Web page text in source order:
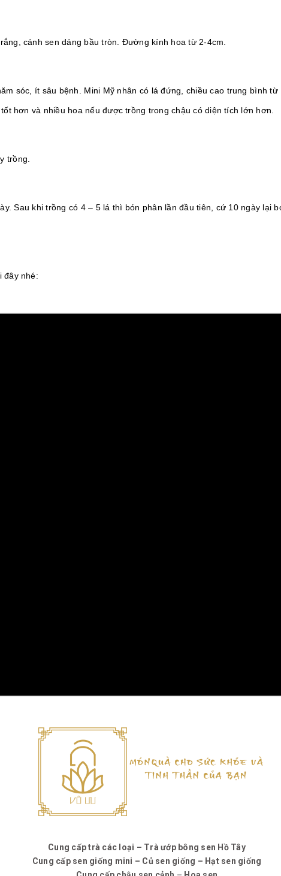
cánh sen dáng bầu tròn. Đường kính hoa từ 2-4cm.
sóc, ít sâu bệnh. Mini Mỹ nhân có lá đứng, chiều cao trung bình
hơn và nhiều hoa nếu được trồng trong chậu có diện tích lớn hơn.
trồng.
Sau khi trồng có 4 – 5 lá thì bón phân lần đầu tiên, cứ 10 ngày lại
đây nhé:
Cung cấp trà các loại – Trà ướp bông sen Hồ Tây
Cung cấp sen giống mini – Củ sen giống – Hạt sen giống